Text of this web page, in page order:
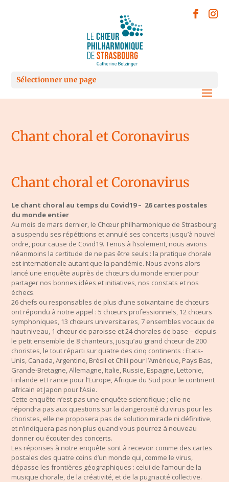
Sélectionner une page
Chant choral et Coronavirus
Chant choral et Coronavirus
Le chant choral au temps du Covid19 – 26 cartes postales
du monde entier
Au mois de mars dernier, le Chœur philharmonique de Strasbourg
a suspendu ses répétitions et annulé ses concerts jusqu’à nouvel
ordre, pour cause de Covid19. Tenus à l’isolement, nous avions
néanmoins la certitude de ne pas être seuls : la pratique chorale
est internationale autant que la pandémie. Nous avons alors
lancé une enquête auprès de chœurs du monde entier pour
partager nos bonnes idées et initiatives, nos constats et nos
échecs.
26 chefs ou responsables de plus d’une soixantaine de chœurs
ont répondu à notre appel : 5 chœurs professionnels, 12 chœurs
symphoniques, 13 chœurs universitaires, 7 ensembles vocaux de
haut niveau, 1 chœur de paroisse et 24 chorales de base – depuis
le petit ensemble de 8 chanteurs, jusqu’au grand chœur de 200
choristes, le tout réparti sur quatre des cinq continents : Etats-
Unis, Canada, Argentine, Brésil et Chili pour l’Amérique, Pays Bas,
Grande-Bretagne, Allemagne, Italie, Russie, Espagne, Lettonie,
Finlande et France pour l’Europe, Afrique du Sud pour le continent
africain et Japon pour l’Asie.
Cette enquête n’est pas une enquête scientifique ; elle ne
répondra pas aux questions sur la dangerosité du virus pour les
choristes, elle ne proposera pas de solution miracle ni définitive,
et n’indiquera pas non plus quand vous pourrez à nouveau
donner ou écouter des concerts.
Les réponses à notre enquête sont à recevoir comme des cartes
postales des quatre coins d’un monde qui, comme le virus,
dépasse les frontières géographiques : celui de l’amour de la
musique chorale, de la créativité, et de la pugnacité collective.